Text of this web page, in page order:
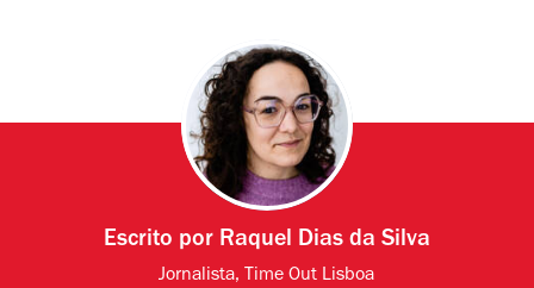
Escrito por Raquel Dias da Silva
Jornalista, Time Out Lisboa